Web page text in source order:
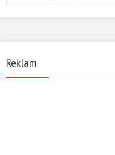
Reklam